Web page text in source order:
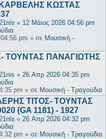
ΚΩΣΤΑΣ
« 12 Μάιος 2026 04:56 pm
pm » σε Μουσική -
ΤΟΥΝΤΑΣ ΠΑΝΑΓΙΩΤΗΣ
« 26 Απρ 2026 04:35 pm
pm » σε Μουσική - Τραγούδια
ΤΙΤΟΣ- ΤΟΥΝΤΑΣ
(GA 1181) - 1927
« 26 Απρ 2026 04:32 pm
pm » σε Μουσική - Τραγούδια